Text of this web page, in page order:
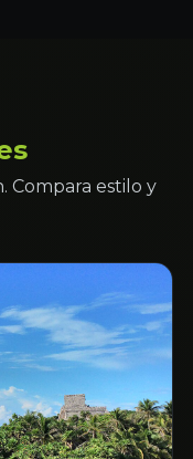
Compara estilo y